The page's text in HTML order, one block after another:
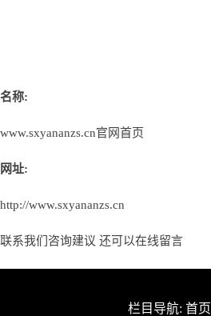
名称:
www.sxyananzs.cn官网首页
网址:
http://www.sxyananzs.cn
联系我们咨询建议 还可以在线留言
栏目导航: 首页